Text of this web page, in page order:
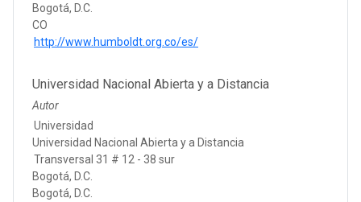
Bogotá, D.C.
CO
http://www.humboldt.org.co/es/
Universidad Nacional Abierta y a Distancia
Autor
Universidad
Universidad Nacional Abierta y a Distancia
Transversal 31 # 12 - 38 sur
Bogotá, D.C.
Bogotá, D.C.